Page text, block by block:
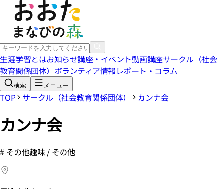
生涯学習とはお知らせ講座・イベント動画講座サークル（社会
教育関係団体） ボランティア情報レポート・コラム
検索 メニュー
TOP サークル（社会教育関係団体） カンナ会
カンナ会
# その他趣味 / その他